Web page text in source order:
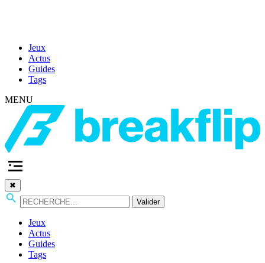
Jeux
Actus
Guides
Tags
MENU
✖
Valider
Jeux
Actus
Guides
Tags